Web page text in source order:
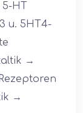
HT
u. 5HT4-
→
→